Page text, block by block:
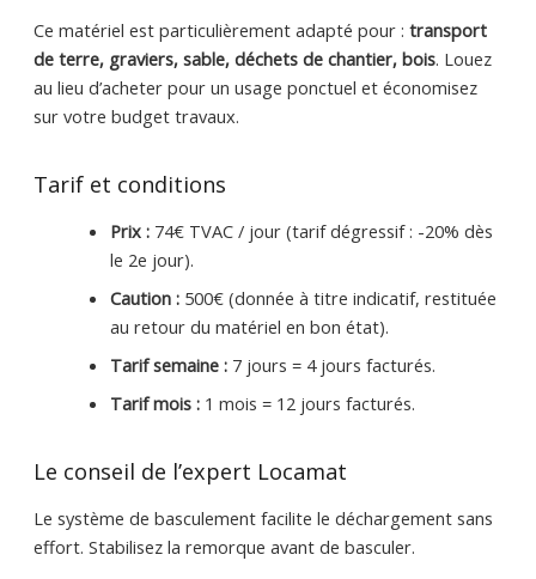
Ce matériel est particulièrement adapté pour : transport
de terre, graviers, sable, déchets de chantier, bois. Louez
au lieu d’acheter pour un usage ponctuel et économisez
sur votre budget travaux.
Tarif et conditions
Prix :74€ TVAC / jour (tarif dégressif : -20% dès
le 2e jour).
Caution :500€ (donnée à titre indicatif, restituée
au retour du matériel en bon état).
Tarif semaine :7 jours = 4 jours facturés.
Tarif mois :1 mois = 12 jours facturés.
Le conseil de l’expert Locamat
Le système de basculement facilite le déchargement sans
effort. Stabilisez la remorque avant de basculer.